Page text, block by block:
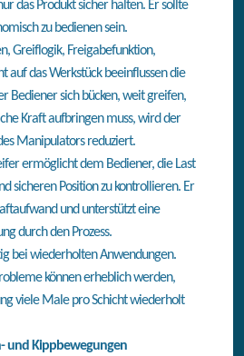
das Produkt sicher halten. Er sollte
zu bedienen sein.
Greiflogik, Freigabefunktion,
auf das Werkstück beeinflussen die
Bediener sich bücken, weit greifen,
Kraft aufbringen muss, wird der
Manipulators reduziert.
ermöglicht dem Bediener, die Last
sicheren Position zu kontrollieren. Er
und unterstützt eine
durch den Prozess.
bei wiederholten Anwendungen.
können erheblich werden,
viele Male pro Schicht wiederholt
und Kippbewegungen